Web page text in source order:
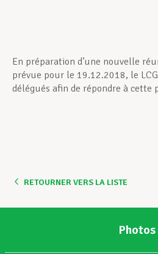
En préparation d’une nouvelle
prévue pour le 19.12.2018, le
délégués afin de répondre à cette
RETOURNER VERS LA LISTE
Photos